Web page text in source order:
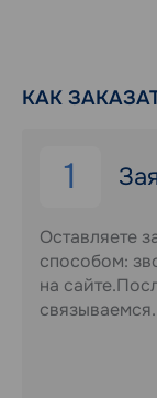
КАК
1
Оставляете
способом:
на
связываемся.